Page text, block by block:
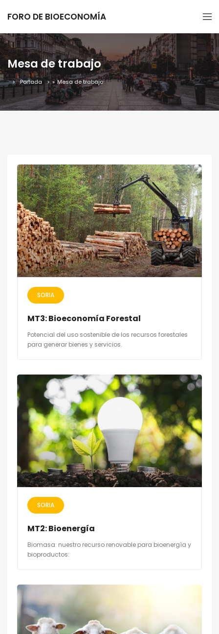
FORO DE BIOECONOMÍA
Mesa de trabajo
Portada » Mesa de trabajo
SORIA
MT3: Bioeconomía Forestal
Potencial del uso sostenible de los recursos forestales
para generar bienes y servicios.
SORIA
MT2: Bioenergía
Biomasa: nuestro recurso renovable para bioenergía y
bioproductos: